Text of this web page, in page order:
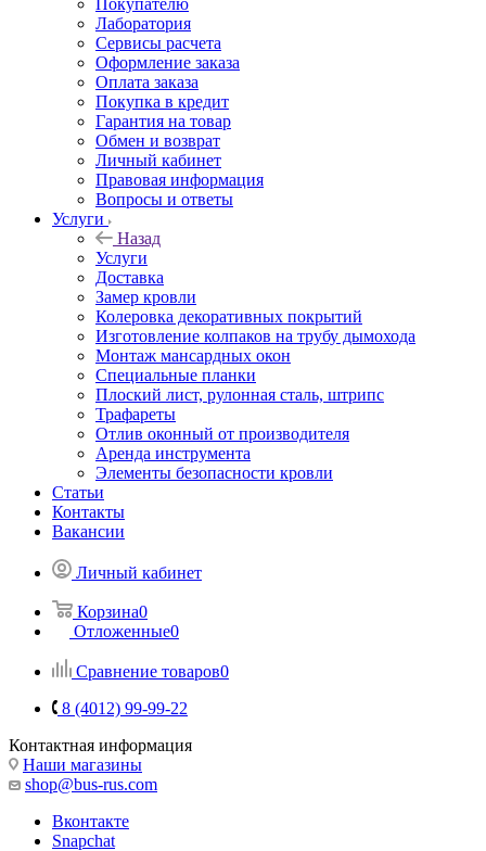
Покупателю
Лаборатория
Сервисы расчета
Оформление заказа
Оплата заказа
Покупка в кредит
Гарантия на товар
Обмен и возврат
Личный кабинет
Правовая информация
Вопросы и ответы
Услуги
Назад
Услуги
Доставка
Замер кровли
Колеровка декоративных покрытий
Изготовление колпаков на трубу дымохода
Монтаж мансардных окон
Специальные планки
Плоский лист, рулонная сталь, штрипс
Трафареты
Отлив оконный от производителя
Аренда инструмента
Элементы безопасности кровли
Статьи
Контакты
Вакансии
Личный кабинет
Корзина0
Отложенные0
Сравнение товаров0
8 (4012) 99-99-22
Контактная информация
Наши магазины
shop@bus-rus.com
Вконтакте
Snapchat